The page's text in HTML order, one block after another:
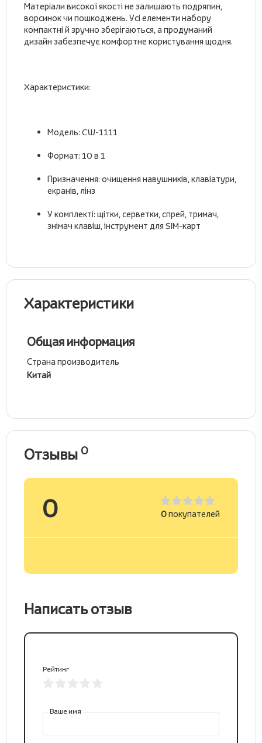
Матеріали високої якості не залишають подряпин,
ворсинок чи пошкоджень. Усі елементи набору
компактні й зручно зберігаються, а продуманий
дизайн забезпечує комфортне користування щодня.
Характеристики:
Модель: CW-1111
Формат: 10 в 1
Призначення: очищення навушників, клавіатури,
екранів, лінз
У комплекті: щітки, серветки, спрей, тримач,
знімач клавіш, інструмент для SIM-карт
Характеристики
Общая информация
Страна производитель
Китай
Отзывы 0
0 0покупателей
Написать отзыв
Рейтинг
Ваше имя